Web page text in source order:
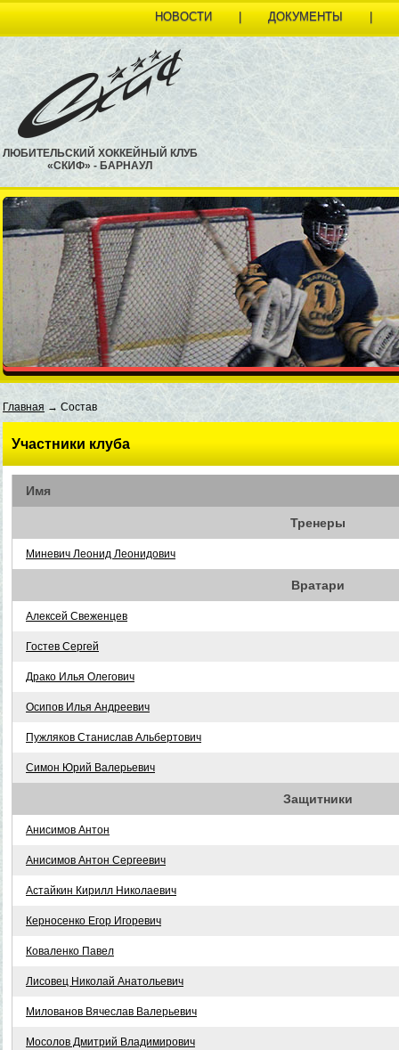
НОВОСТИ | ДОКУМЕНТЫ |
ЛЮБИТЕЛЬСКИЙ ХОККЕЙНЫЙ КЛУБ
«СКИФ» - БАРНАУЛ
Главная → Состав
Участники клуба
Имя
Тренеры
Миневич Леонид Леонидович
Вратари
Алексей Свеженцев
Гостев Сергей
Драко Илья Олегович
Осипов Илья Андреевич
Пужляков Станислав Альбертович
Симон Юрий Валерьевич
Защитники
Анисимов Антон
Анисимов Антон Сергеевич
Астайкин Кирилл Николаевич
Керносенко Егор Игоревич
Коваленко Павел
Лисовец Николай Анатольевич
Милованов Вячеслав Валерьевич
Мосолов Дмитрий Владимирович